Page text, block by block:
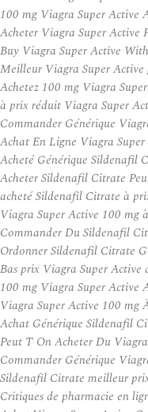
100 mg Viagra Super Active
Acheter Viagra Super Active
Buy Viagra Super Active
Meilleur Viagra Super Active
Achetez 100 mg Viagra
à prix réduit Viagra Super
Commander Générique
Achat En Ligne Viagra
Acheté Générique Sildenafil
Acheter Sildenafil Citrate
acheté Sildenafil Citrate à
Viagra Super Active 100 mg
Commander Du Sildenafil
Ordonner Sildenafil Citrate
Bas prix Viagra Super Active
100 mg Viagra Super Active
Viagra Super Active 100 mg
Achat Générique Sildenafil
Peut T On Acheter Du
Commander Générique
Sildenafil Citrate meilleur
Critiques de pharmacie en